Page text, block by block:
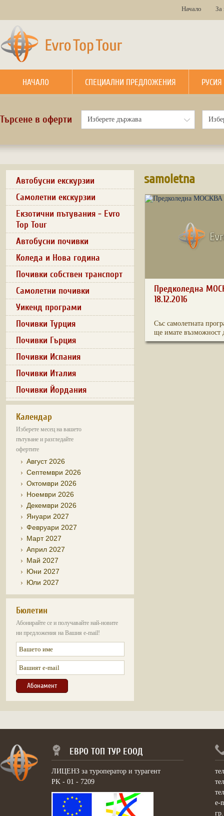
Начало За
НАЧАЛО СПЕЦИАЛНИ ПРЕДЛОЖЕНИЯ РУСИЯ
Търсене в оферти
Автобусни екскурзии
Самолетни екскурзии
Екзотични пътувания - Evro
Top Tour
Автобусни почивки
Коледа и Нова година
Почивки собствен транспорт
Самолетни почивки
Уикенд програми
Почивки Турция
Почивки Гърция
Почивки Испания
Почивки Италия
Почивки Йордания
Календар
Изберете месец на вашето
пътуване и разгледайте
офертите
Август 2026
Септември 2026
Октомври 2026
Ноември 2026
Декември 2026
Януари 2027
Февруари 2027
Март 2027
Април 2027
Май 2027
Юни 2027
Юли 2027
Бюлетин
Абонирайте се и получавайте най-новите
ни предложения на Вашия e-mail!
samoletna
Предколедна
18.12.2016
Със самолетната
ще имате възможност
ЕВРО ТОП ТУР ЕООД
ЛИЦЕНЗ за туроператор и турагент
PK - 01 - 7209
e-